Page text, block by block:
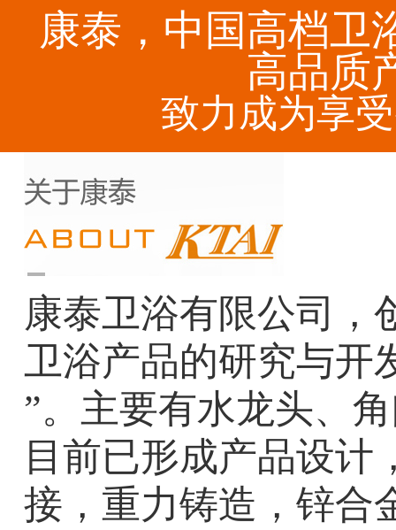
康泰，中国高档卫
高品质
致力成为享
康泰卫浴有限公司，
卫浴产品的研究与开
”。主要有水龙头、
目前已形成产品设计
接，重力铸造，锌合